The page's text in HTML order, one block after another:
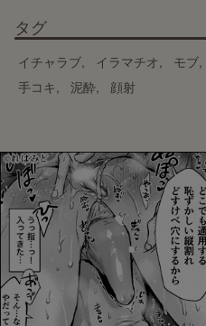
タグ
イチャラブ イラマチオ モブ
手コキ
泥酔 顔射